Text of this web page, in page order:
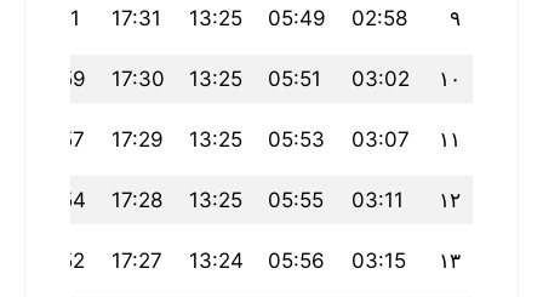
٩ 02:58
05:49
13:25
17:31
21:01
١٠ 03:02
05:51
13:25
17:30
20:59
١١ 03:07
05:53
13:25
17:29
20:57
١٢ 03:11
05:55
13:25
17:28
20:54
١٣ 03:15
05:56
13:24
17:27
20:52